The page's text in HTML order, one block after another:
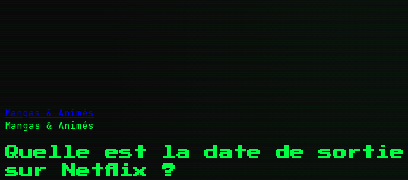
Mangas & Animés
Mangas & Animés
Quelle est la date de sortie
sur Netflix ?